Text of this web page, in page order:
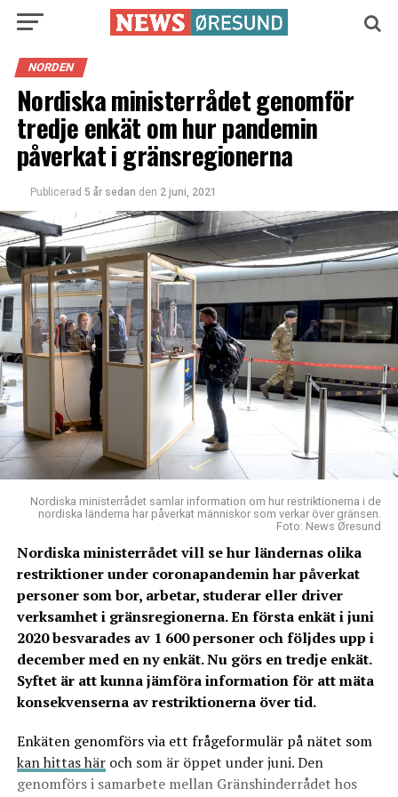
NORDEN
Nordiska ministerrådet genomför
tredje enkät om hur pandemin
påverkat i gränsregionerna
Publicerad 5 år sedan den 2 juni, 2021
Nordiska ministerrådet samlar information om hur restriktionerna i de
nordiska länderna har påverkat människor som verkar över gränsen.
Foto: News Øresund
Nordiska ministerrådet vill se hur ländernas olika
restriktioner under coronapandemin har påverkat
personer som bor, arbetar, studerar eller driver
verksamhet i gränsregionerna. En första enkät i juni
2020 besvarades av 1 600 personer och följdes upp i
december med en ny enkät. Nu görs en tredje enkät.
Syftet är att kunna jämföra information för att mäta
konsekvenserna av restriktionerna över tid.
Enkäten genomförs via ett frågeformulär på nätet som
kan hittas häroch som är öppet under juni. Den
genomförs i samarbete mellan Gränshinderrådet hos